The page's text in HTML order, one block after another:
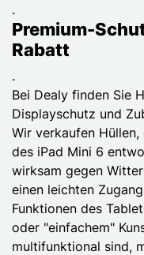
.
Premium-
Rabatt
.
Bei Dealy finden Sie
Displayschutz und
Wir verkaufen
des iPad Mini 6
wirksam gegen
einen leichten
Funktionen des
oder "einfachem"
multifunktional sind,